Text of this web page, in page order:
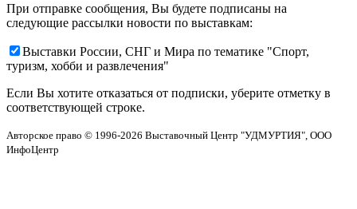
При отправке сообщения, Вы будете подписаны на
следующие рассылки новости по выставкам:
Выставки России, СНГ и Мира по тематике "Спорт,
туризм, хобби и развлечения"
Если Вы хотите отказаться от подписки, уберите отметку в
соответствующей строке.
Авторское право © 1996-2026 Выставочный Центр "УДМУРТИЯ", ООО
ИнфоЦентр